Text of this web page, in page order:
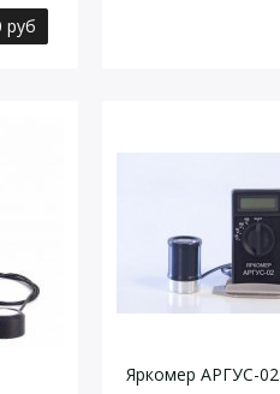
руб
Яркомер АРГУС-02